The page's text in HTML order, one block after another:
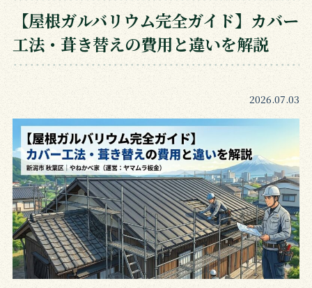
【屋根ガルバリウム完全ガイド】カバー
工法・葺き替えの費用と違いを解説
2026.07.03